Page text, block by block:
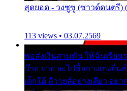
สุดยอด - วงซูซู (ซาวด์ดนตรี)
113 views • 03.07.2569
พ่อส่งเงินสามพัน ให้ฉันเรีย
บ๊าย บาย จะไปซื้อกางเกงยีน
เด็กใต้ ลีวายส์อย่างเดียว อย